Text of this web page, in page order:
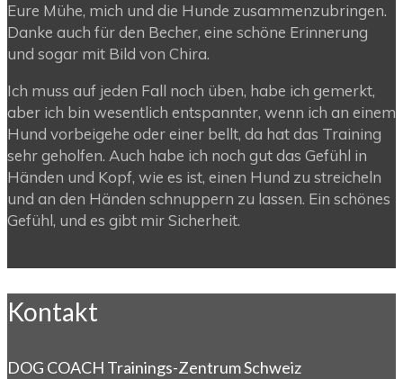
Eure Mühe, mich und die Hunde zusammenzubringen.
Danke auch für den Becher, eine schöne Erinnerung
und sogar mit Bild von Chira.
Ich muss auf jeden Fall noch üben, habe ich gemerkt,
aber ich bin wesentlich entspannter, wenn ich an einem
Hund vorbeigehe oder einer bellt, da hat das Training
sehr geholfen. Auch habe ich noch gut das Gefühl in
Händen und Kopf, wie es ist, einen Hund zu streicheln
und an den Händen schnuppern zu lassen. Ein schönes
Gefühl, und es gibt mir Sicherheit.
Kontakt
DOG COACH Trainings-Zentrum Schweiz